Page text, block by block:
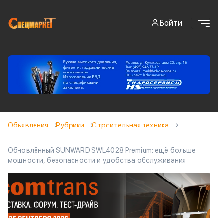
Войти
Объявления Рубрики Cтроительная техника
Обновлённый SUNWARD SWL4028 Premium: ещё больше
мощности, безопасности и удобства обслуживания